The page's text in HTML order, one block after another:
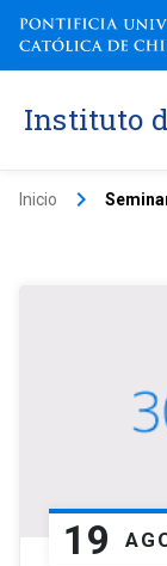
Instituto
Inicio keyboard_arrow_right
19